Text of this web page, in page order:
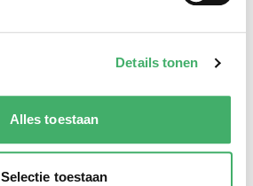
Details tonen
Alles toestaan
Selectie toestaan